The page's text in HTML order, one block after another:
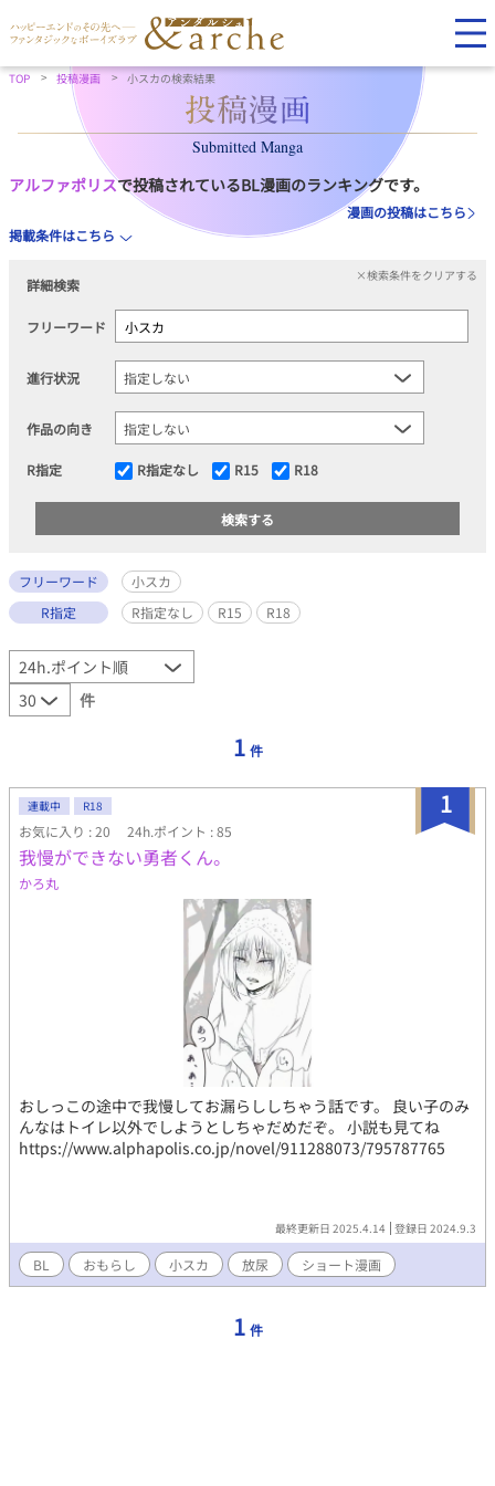
TOP 投稿漫画 小スカの検索結果
Submitted Manga
アルファポリスで投稿されているBL漫画のランキングです。
漫画の投稿はこちら
掲載条件はこちら
詳細検索
×検索条件をクリアする
フリーワード
進行状況
作品の向き
R指定 R指定なし R15 R18
フリーワード
小スカ
R指定
R指定なし R15 R18
件
1 件
1
連載中 R18
お気に入り : 20 24h.ポイント : 85
我慢ができない勇者くん。
かろ丸
おしっこの途中で我慢してお漏らししちゃう話です。 良い子のみ
んなはトイレ以外でしようとしちゃだめだぞ。 小説も見てね
https://www.alphapolis.co.jp/novel/911288073/795787765
最終更新日 2025.4.14 登録日 2024.9.3
BL おもらし 小スカ 放尿 ショート漫画
1 件